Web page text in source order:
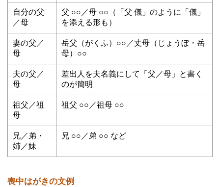
自分の父
／母
父 ○○／母 ○○（「父 儀」のように「儀」
を添える形も）
妻の父／
母
岳父（がくふ）○○／丈母（じょうぼ・岳
母）○○
夫の父／
母
差出人を夫名義にして「父／母」と書く
のが簡明
祖父／祖
母
祖父 ○○／祖母 ○○
兄／弟・
姉／妹
兄 ○○／弟 ○○ など
喪中はがきの文例